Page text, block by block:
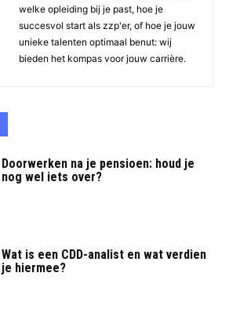
welke opleiding bij je past, hoe je
succesvol start als zzp'er, of hoe je jouw
unieke talenten optimaal benut: wij
bieden het kompas voor jouw carrière.
Doorwerken na je pensioen: houd je
nog wel iets over?
Wat is een CDD-analist en wat verdien
je hiermee?